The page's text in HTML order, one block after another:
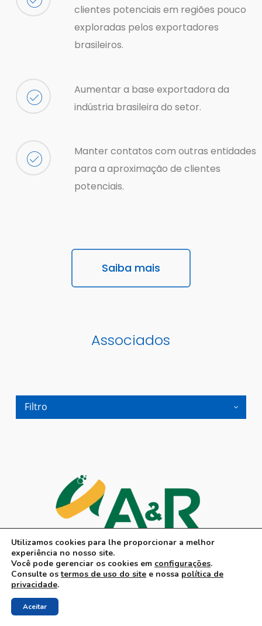
clientes potenciais em regiões pouco
exploradas pelos exportadores
brasileiros.
Aumentar a base exportadora da
indústria brasileira do setor.
Manter contatos com outras entidades
para a aproximação de clientes
potenciais.
Saiba mais
Associados
Filtro
Utilizamos cookies para lhe proporcionar a melhor
experiência no nosso site.
Você pode gerenciar os cookies em configurações.
Consulte ostermos de uso do site e nossa política de
privacidade.
Aceitar